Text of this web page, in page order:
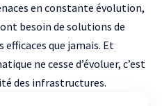
en constante évolution,
besoin de solutions de
que jamais. Et
ne cesse d’évoluer, c’est
des infrastructures.